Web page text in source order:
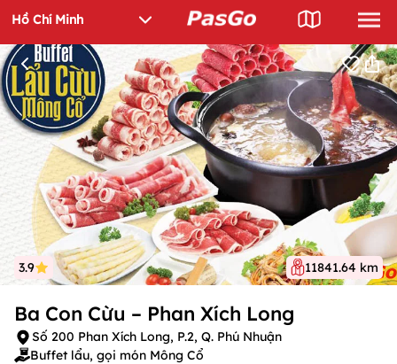
3.9 11841.64 km
Ba Con Cừu – Phan Xích Long
Số 200 Phan Xích Long, P.2, Q. Phú Nhuận
Buffet lẩu, gọi món Mông Cổ